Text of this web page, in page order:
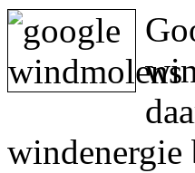
windenergie